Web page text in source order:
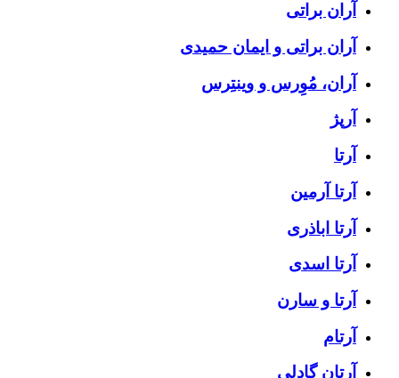
آران براتی
آران براتی و ایمان حمیدی
آران، مُوِرس و وینتِرس
آرپژ
آرتا
آرتا آرمین
آرتا اباذری
آرتا اسدی
آرتا و سارن
آرتام
آرتان گادلی